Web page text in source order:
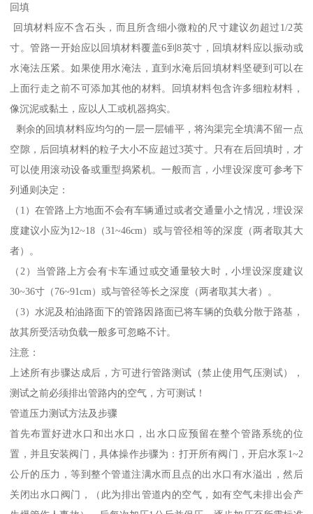
回填
回填材料应不含石头，而且所含细小微粒的尺寸建议勿超过1/2英
寸。管路一开始应以回填材料覆盖6到8英寸，回填材料应以振动或
水淹法压紧。如果使用水淹法，直到水淹后回填材料坚硬到可以在
上面行走之前不可添加其他的材料。回填材料包含许多细粒材料，
像沉泥或黏土，应以人工或机器捣实。
剩余的回填材料应均匀的一层一层铺平，将沟渠完全填满不留一点
空隙，后回填材料的粒子大小不应超过3英寸。只有在后回填时，才
可以使用滚动设备或重型捣紧机。一般而言，小埋设深度可参考下
列通则决定：
（1）在管路上方地面不会有车辆通过或者交通量小之情况，埋设深
度建议小应为12~18（31~46cm）或与管径相等的深度（两者取其大
者）。
（2）当管路上方会有卡车通过或交通量较大时，小埋设深度建议
30~36寸（76~91cm）或与管径等长之深度（两者取其大者）。
（3）水泥及柏油路面下的管路因路面已将车辆的负载分散于路基，
故其所受活动负载一般多可忽略不计。
注意：
上述所有步骤达成后，方可进行管路测试（禁止使用气压测试），
测试之前必须排出管路内的空气，方可测试！
管道压力测试方法及步骤
首先布置好进水口和出水口，出水口应预留在整个管路系统的位
置，并且安装阀门，具体操作步骤为：打开所有阀门，开启水泵1~2
公斤的压力，等到整个管道注满水而且点的出水口有水溢出，然后
关闭出水口阀门，（此为排出管道内的空气，如有空气未排出会产